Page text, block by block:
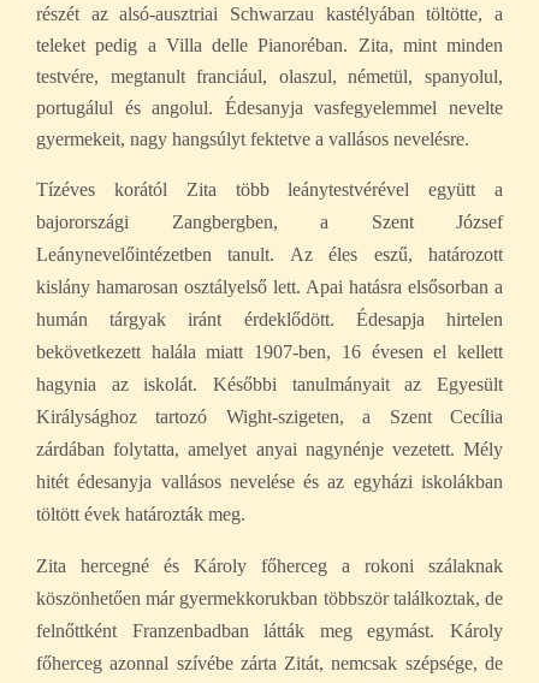
részét az alsó-ausztriai Schwarzau kastélyában töltötte, a
teleket pedig a Villa delle Pianoréban. Zita, mint minden
testvére, megtanult franciául, olaszul, németül, spanyolul,
portugálul és angolul. Édesanyja vasfegyelemmel nevelte
gyermekeit, nagy hangsúlyt fektetve a vallásos nevelésre.
Tízéves korától Zita több leánytestvérével együtt a
bajorországi Zangbergben, a Szent József
Leánynevelőintézetben tanult. Az éles eszű, határozott
kislány hamarosan osztályelső lett. Apai hatásra elsősorban a
humán tárgyak iránt érdeklődött. Édesapja hirtelen
bekövetkezett halála miatt 1907-ben, 16 évesen el kellett
hagynia az iskolát. Későbbi tanulmányait az Egyesült
Királysághoz tartozó Wight-szigeten, a Szent Cecília
zárdában folytatta, amelyet anyai nagynénje vezetett. Mély
hitét édesanyja vallásos nevelése és az egyházi iskolákban
töltött évek határozták meg.
Zita hercegné és Károly főherceg a rokoni szálaknak
köszönhetően már gyermekkorukban többször találkoztak, de
felnőttként Franzenbadban látták meg egymást. Károly
főherceg azonnal szívébe zárta Zitát, nemcsak szépsége, de